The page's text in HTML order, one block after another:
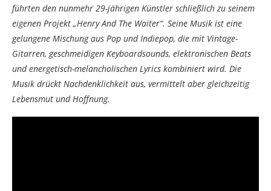
führten den nunmehr 29-jährigen Künstler schließlich zu seinem
eigenen Projekt „Henry And The Waiter“. Seine Musik ist eine
gelungene Mischung aus Pop und Indiepop, die mit Vintage-
Gitarren, geschmeidigen Keyboardsounds, elektronischen Beats
und energetisch-melancholischen Lyrics kombiniert wird. Die
Musik drückt Nachdenklichkeit aus, vermittelt aber gleichzeitig
Lebensmut und Hoffnung.